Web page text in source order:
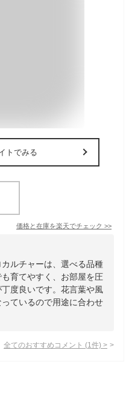
トでみる
価格と在庫を楽天でチェック >>
ルチャーは、選べる品種
育てやすく、お部屋を圧
度良いです。花言葉や風
ているので用途に合わせ
全てのおすすめコメント (1 件) >